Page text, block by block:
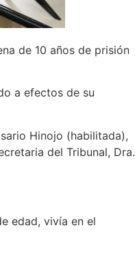
de 10 años de prisión
a efectos de su
Hinojo (habilitada),
del Tribunal, Dra.
edad, vivía en el